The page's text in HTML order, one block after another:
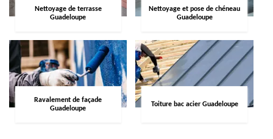
Nettoyage de terrasse
Guadeloupe
Nettoyage et pose de chéneau
Guadeloupe
Ravalement de façade
Guadeloupe
Toiture bac acier Guadeloupe